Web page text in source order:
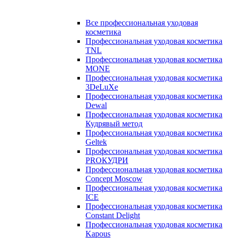
Все профессиональная уходовая
косметика
Профессиональная уходовая косметика
TNL
Профессиональная уходовая косметика
MONE
Профессиональная уходовая косметика
3DeLuXe
Профессиональная уходовая косметика
Dewal
Профессиональная уходовая косметика
Кудрявый метод
Профессиональная уходовая косметика
Geltek
Профессиональная уходовая косметика
PROКУДРИ
Профессиональная уходовая косметика
Concept Moscow
Профессиональная уходовая косметика
ICE
Профессиональная уходовая косметика
Constant Delight
Профессиональная уходовая косметика
Kapous